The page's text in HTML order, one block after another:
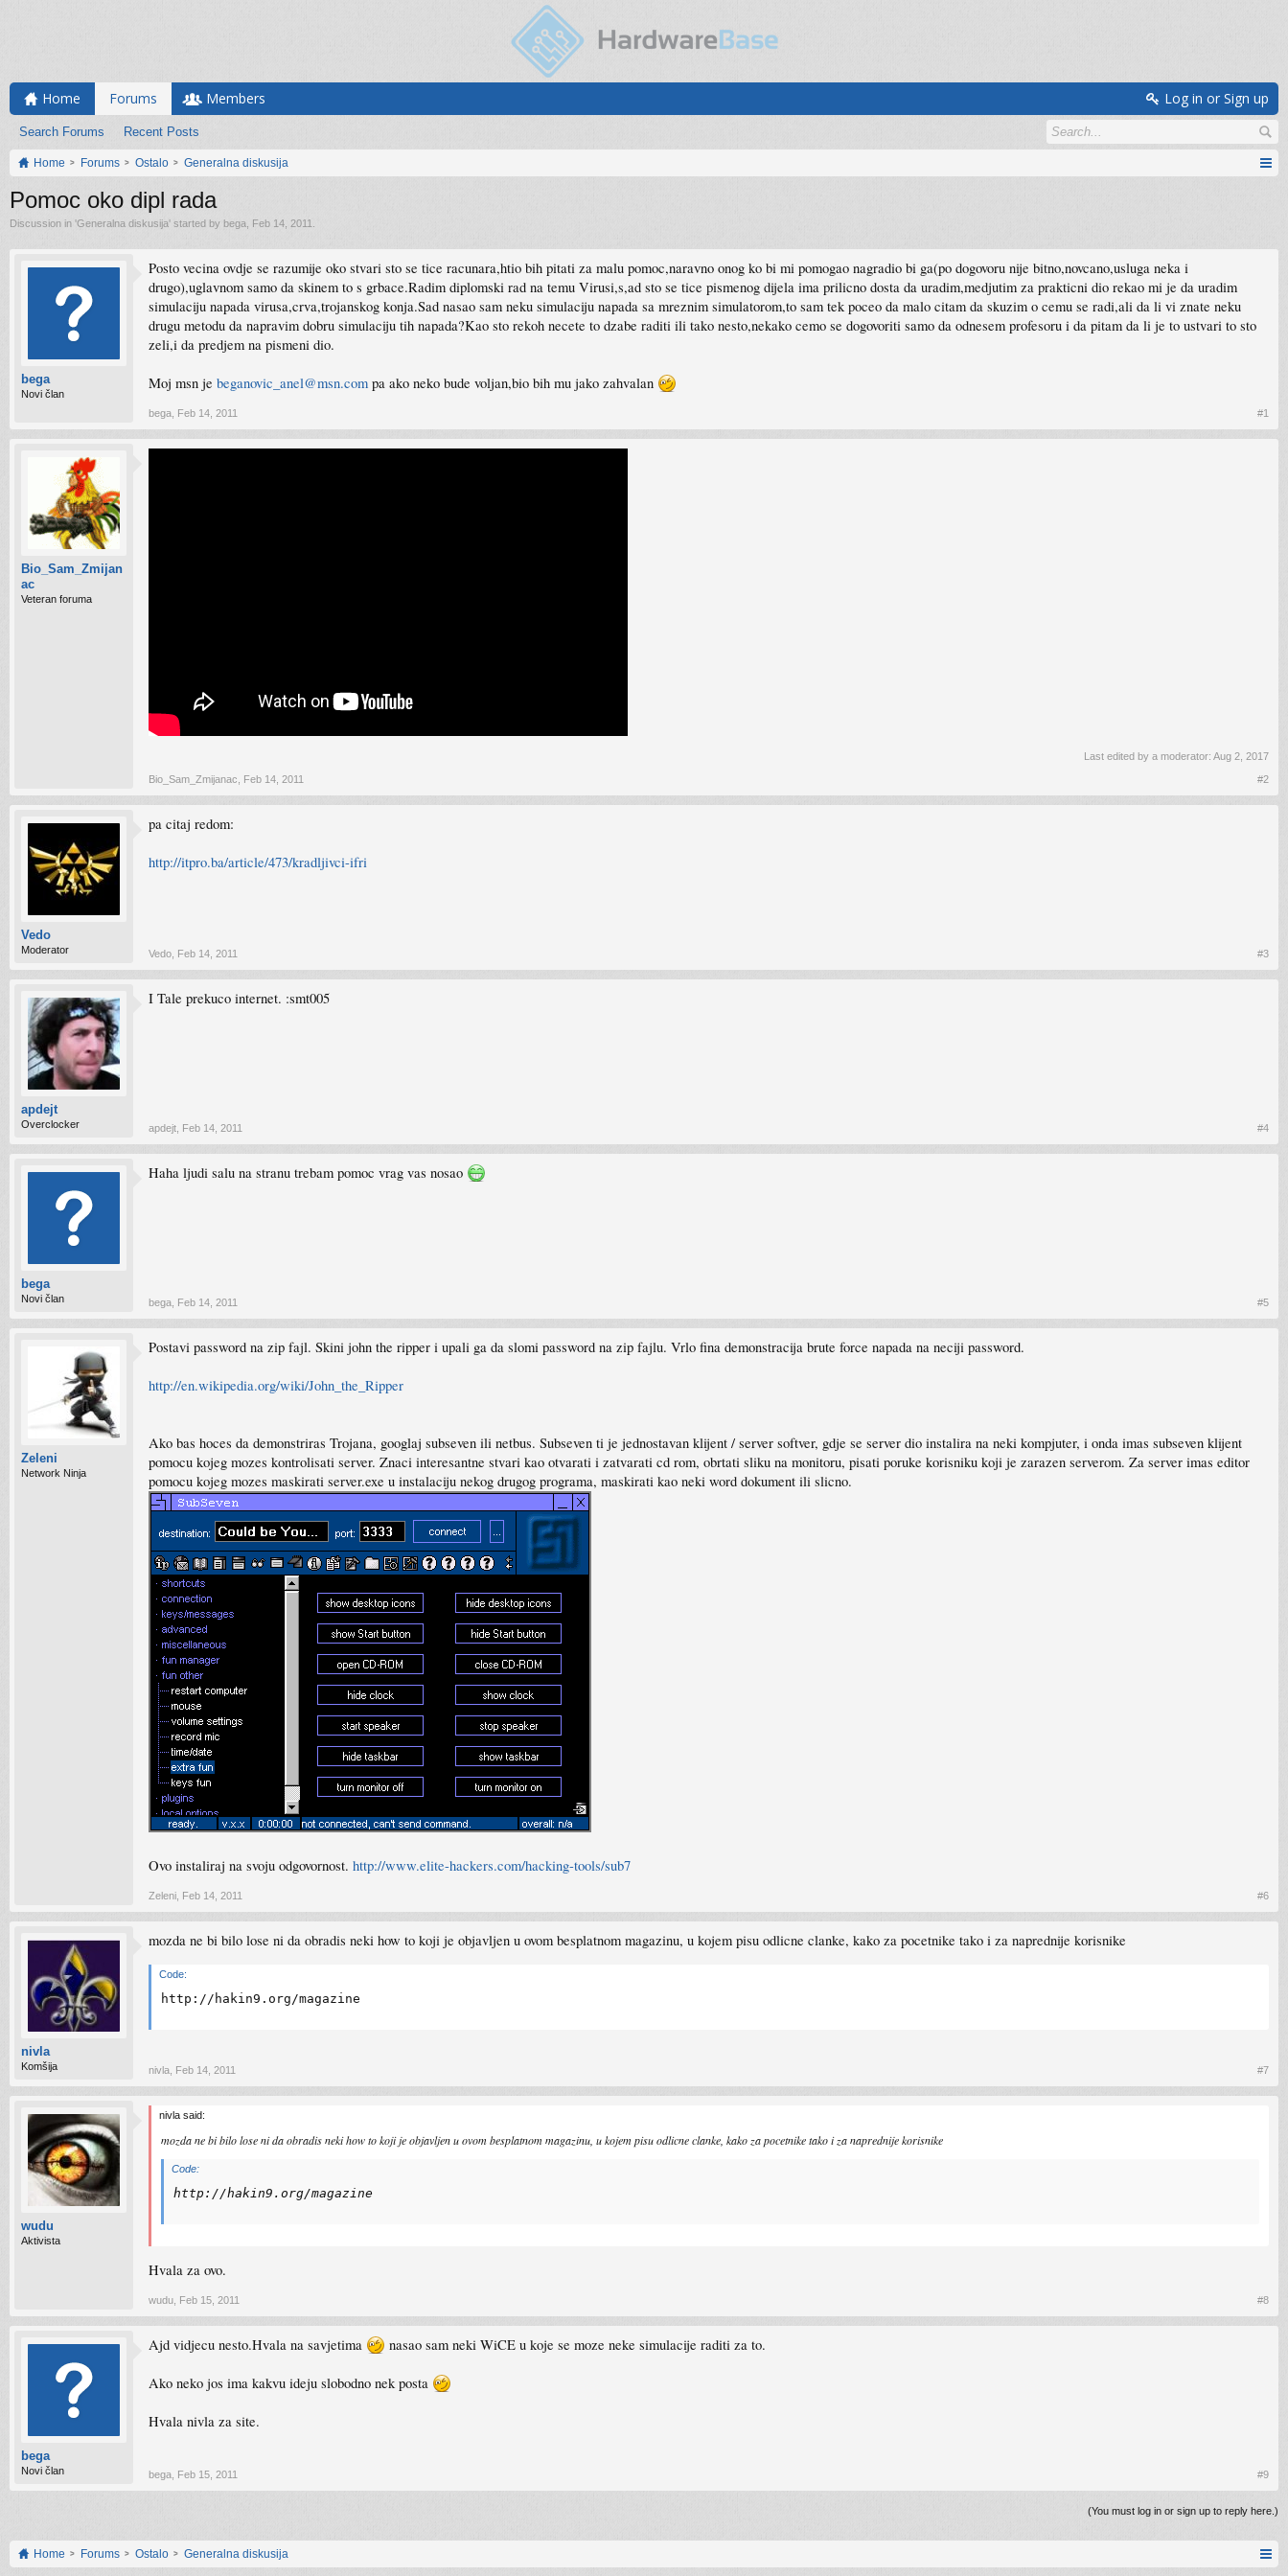
Home Forums
Search Forums Recent Posts
Members Log in or Sign up
Home Forums Ostalo Generalna diskusija
Pomoc oko dipl rada
Discussion in 'Generalna diskusija' started by bega Feb 14, 2011
bega
Novi član
Posto vecina ovdje se razumije oko stvari sto se tice racunara,htio bih pitati za malu pomoc,naravno onog ko bi mi pomogao nagradio bi ga(po dogovoru nije bitno,novcano,usluga neka i
drugo),uglavnom samo da skinem to s grbace.Radim diplomski rad na temu Virusi,s,ad sto se tice pismenog dijela ima prilicno dosta da uradim,medjutim za prakticni dio rekao mi je da uradim
simulaciju napada virusa,crva,trojanskog konja.Sad nasao sam neku simulaciju napada sa mreznim simulatorom,to sam tek poceo da malo citam da skuzim o cemu se radi,ali da li vi znate neku
drugu metodu da napravim dobru simulaciju tih napada?Kao sto rekoh necete to dzabe raditi ili tako nesto,nekako cemo se dogovoriti samo da odnesem profesoru i da pitam da li je to ustvari to sto
zeli,i da predjem na pismeni dio.
Moj msn je beganovic_anel@msn.com pa ako neko bude voljan,bio bih mu jako zahvalan
bega Feb 14, 2011 #1
Bio_Sam_Zmijan
ac
Veteran foruma
Last edited by a moderator: Aug 2, 2017
Bio_Sam_Zmijanac
Feb 14, 2011 #2
Vedo
Moderator
pa citaj redom:
http://itpro.ba/article/473/kradljivci-ifri
Vedo Feb 14, 2011 #3
apdejt
Overclocker
I Tale prekuco internet. :smt005
apdejt Feb 14, 2011 #4
bega
Novi član
Haha ljudi salu na stranu trebam pomoc vrag vas nosao
bega Feb 14, 2011 #5
Zeleni
Network Ninja
Postavi password na zip fajl. Skini john the ripper i upali ga da slomi password na zip fajlu. Vrlo fina demonstracija brute force napada na neciji password.
http://en.wikipedia.org/wiki/John_the_Ripper
Ako bas hoces da demonstriras Trojana, googlaj subseven ili netbus. Subseven ti je jednostavan klijent / server softver, gdje se server dio instalira na neki kompjuter, i onda imas subseven klijent
pomocu kojeg mozes kontrolisati server. Znaci interesantne stvari kao otvarati i zatvarati cd rom, obrtati sliku na monitoru, pisati poruke korisniku koji je zarazen serverom. Za server imas editor
pomocu kojeg mozes maskirati server.exe u instalaciju nekog drugog programa, maskirati kao neki word dokument ili slicno.
Ovo instaliraj na svoju odgovornost. http://www.elite-hackers.com/hacking-tools/sub7
Zeleni Feb 14, 2011 #6
nivla
Komšija
mozda ne bi bilo lose ni da obradis neki how to koji je objavljen u ovom besplatnom magazinu, u kojem pisu odlicne clanke, kako za pocetnike tako i za naprednije korisnike
Code:
http://hakin9.org/magazine
nivla Feb 14, 2011 #7
wudu
Aktivista
nivla said:
mozda ne bi bilo lose ni da obradis neki how to koji je objavljen u ovom besplatnom magazinu, u kojem pisu odlicne clanke, kako za pocetnike tako i za naprednije korisnike
Code:
http://hakin9.org/magazine
Hvala za ovo.
wudu Feb 15, 2011 #8
bega
Novi član
Ajd vidjecu nesto.Hvala na savjetima nasao sam neki WiCE u koje se moze neke simulacije raditi za to.
Ako neko jos ima kakvu ideju slobodno nek posta
Hvala nivla za site.
bega Feb 15, 2011 #9
(You must log in or sign up to reply here.)
Home Forums Ostalo Generalna diskusija